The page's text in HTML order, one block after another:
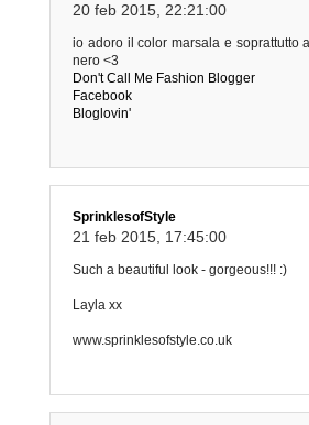
20 feb 2015, 22:21:00
io adoro il color marsala e soprattutto
nero <3
Don't Call Me Fashion Blogger
Facebook
Bloglovin'
SprinklesofStyle
21 feb 2015, 17:45:00
Such a beautiful look - gorgeous!!! :)
Layla xx
www.sprinklesofstyle.co.uk